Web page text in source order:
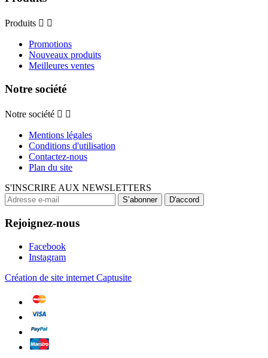
Produits  
Promotions
Nouveaux produits
Meilleures ventes
Notre société
Notre société  
Mentions légales
Conditions d'utilisation
Contactez-nous
Plan du site
S'INSCRIRE AUX NEWSLETTERS
Rejoignez-nous
Facebook
Instagram
Création de site internet Captusite